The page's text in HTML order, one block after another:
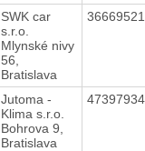
SWK car
s.r.o.
Mlynské nivy
56,
Bratislava
Jutoma -
Klima s.r.o.
Bohrova 9,
Bratislava